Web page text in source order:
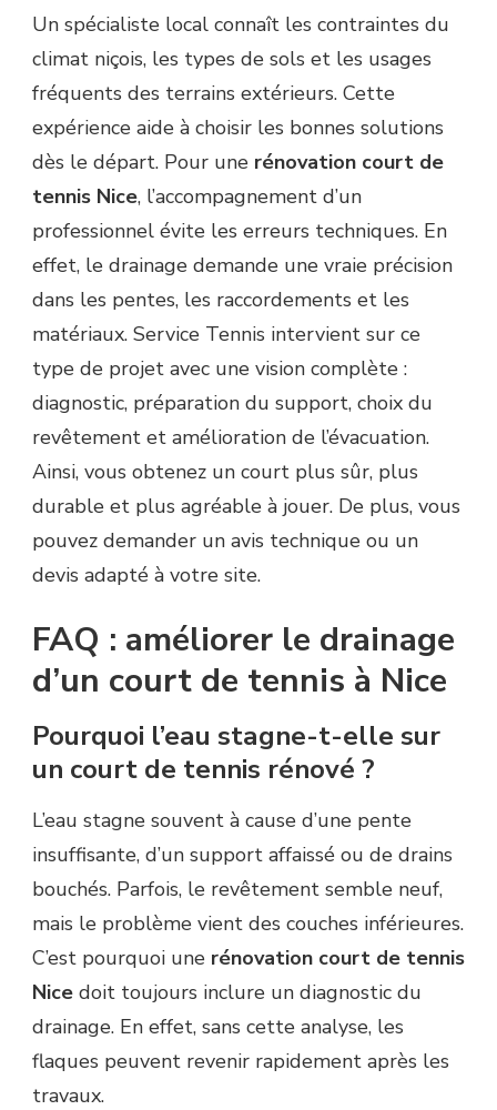
Un spécialiste local connaît les contraintes du
climat niçois, les types de sols et les usages
fréquents des terrains extérieurs. Cette
expérience aide à choisir les bonnes solutions
dès le départ. Pour une rénovation court de
tennis Nice, l’accompagnement d’un
professionnel évite les erreurs techniques. En
effet, le drainage demande une vraie précision
dans les pentes, les raccordements et les
matériaux. Service Tennis intervient sur ce
type de projet avec une vision complète :
diagnostic, préparation du support, choix du
revêtement et amélioration de l’évacuation.
Ainsi, vous obtenez un court plus sûr, plus
durable et plus agréable à jouer. De plus, vous
pouvez demander un avis technique ou un
devis adapté à votre site.
FAQ : améliorer le drainage
d’un court de tennis à Nice
Pourquoi l’eau stagne-t-elle sur
un court de tennis rénové ?
L’eau stagne souvent à cause d’une pente
insuffisante, d’un support affaissé ou de drains
bouchés. Parfois, le revêtement semble neuf,
mais le problème vient des couches inférieures.
C’est pourquoi une rénovation court de tennis
Nice doit toujours inclure un diagnostic du
drainage. En effet, sans cette analyse, les
flaques peuvent revenir rapidement après les
travaux.